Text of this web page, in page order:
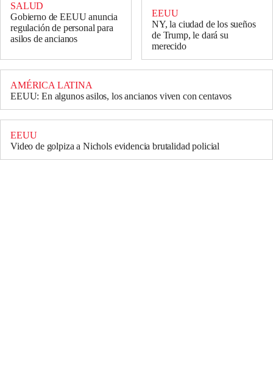
SALUD
Gobierno de EEUU anuncia
regulación de personal para
asilos de ancianos
EEUU
NY, la ciudad de los sueños
de Trump, le dará su
merecido
AMÉRICA LATINA
EEUU: En algunos asilos, los ancianos viven con centavos
EEUU
Video de golpiza a Nichols evidencia brutalidad policial